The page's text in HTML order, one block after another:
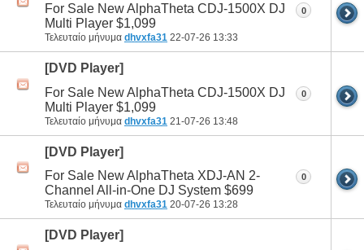
For Sale New AlphaTheta CDJ-1500X DJ
Multi Player $1,099
Τελευταίο μήνυμα dhvxfa31 22-07-26 13:33
0
[DVD Player]
For Sale New AlphaTheta CDJ-1500X DJ
Multi Player $1,099
Τελευταίο μήνυμα dhvxfa31 21-07-26 13:48
0
[DVD Player]
For Sale New AlphaTheta XDJ-AN 2-
Channel All-in-One DJ System $699
Τελευταίο μήνυμα dhvxfa31 20-07-26 13:28
0
[DVD Player]